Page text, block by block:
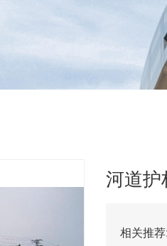
河道护
相关推荐: